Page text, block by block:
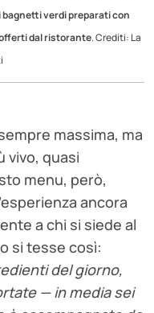
verdi preparati con
dal ristorante. Crediti: La
massima, ma
vivo, quasi
menu, però,
ancora
a chi si siede al
si tessе così:
del giorno,
— in media sei